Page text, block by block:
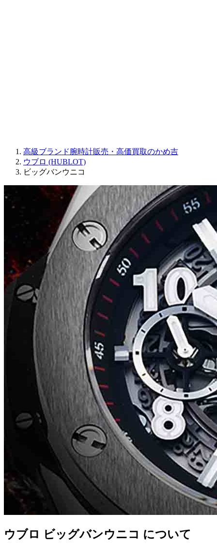
高級ブランド腕時計販売・高価買取のかめ吉
ウブロ (HUBLOT)
ビッグバンウニコ
ウブロ ビッグバンウニコ について